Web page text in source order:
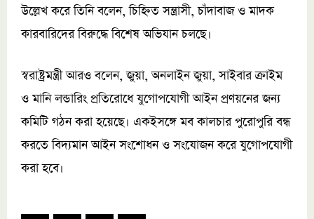
উল্লেখ করে তিনি বলেন, চিহ্নিত সন্ত্রাসী, চাঁদাবাজ ও মাদক
কারবারিদের বিরুদ্ধে বিশেষ অভিযান চলছে।
স্বরাষ্ট্রমন্ত্রী আরও বলেন, জুয়া, অনলাইন জুয়া, সাইবার ক্রাইম
ও মানি লন্ডারিং প্রতিরোধে যুগোপযোগী আইন প্রণয়নের জন্য
কমিটি গঠন করা হয়েছে। একইসঙ্গে মব কালচার পুরোপুরি বন্ধ
করতে বিদ্যমান আইন সংশোধন ও সংযোজন করে যুগোপযোগী
করা হবে।